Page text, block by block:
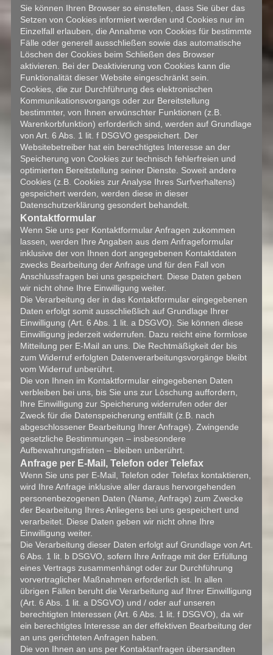
Sie können Ihren Browser so einstellen, dass Sie über das
Setzen von Cookies informiert werden und Cookies nur im
Einzelfall erlauben, die Annahme von Cookies für bestimmte
Fälle oder generell ausschließen sowie das automatische
Löschen der Cookies beim Schließen des Browser
aktivieren. Bei der Deaktivierung von Cookies kann die
Funktionalität dieser Website eingeschränkt sein.
Cookies, die zur Durchführung des elektronischen
Kommunikationsvorgangs oder zur Bereitstellung
bestimmter, von Ihnen erwünschter Funktionen (z.B.
Warenkorbfunktion) erforderlich sind, werden auf Grundlage
von Art. 6 Abs. 1 lit. f DSGVO gespeichert. Der
Websitebetreiber hat ein berechtigtes Interesse an der
Speicherung von Cookies zur technisch fehlerfreien und
optimierten Bereitstellung seiner Dienste. Soweit andere
Cookies (z.B. Cookies zur Analyse Ihres Surfverhaltens)
gespeichert werden, werden diese in dieser
Datenschutzerklärung gesondert behandelt.
Kontaktformular
Wenn Sie uns per Kontaktformular Anfragen zukommen
lassen, werden Ihre Angaben aus dem Anfrageformular
inklusive der von Ihnen dort angegebenen Kontaktdaten
zwecks Bearbeitung der Anfrage und für den Fall von
Anschlussfragen bei uns gespeichert. Diese Daten geben
wir nicht ohne Ihre Einwilligung weiter.
Die Verarbeitung der in das Kontaktformular eingegebenen
Daten erfolgt somit ausschließlich auf Grundlage Ihrer
Einwilligung (Art. 6 Abs. 1 lit. a DSGVO). Sie können diese
Einwilligung jederzeit widerrufen. Dazu reicht eine formlose
Mitteilung per E-Mail an uns. Die Rechtmäßigkeit der bis
zum Widerruf erfolgten Datenverarbeitungsvorgänge bleibt
vom Widerruf unberührt.
Die von Ihnen im Kontaktformular eingegebenen Daten
verbleiben bei uns, bis Sie uns zur Löschung auffordern,
Ihre Einwilligung zur Speicherung widerrufen oder der
Zweck für die Datenspeicherung entfällt (z.B. nach
abgeschlossener Bearbeitung Ihrer Anfrage). Zwingende
gesetzliche Bestimmungen – insbesondere
Aufbewahrungsfristen – bleiben unberührt.
Anfrage per E-Mail, Telefon oder Telefax
Wenn Sie uns per E-Mail, Telefon oder Telefax kontaktieren,
wird Ihre Anfrage inklusive aller daraus hervorgehenden
personenbezogenen Daten (Name, Anfrage) zum Zwecke
der Bearbeitung Ihres Anliegens bei uns gespeichert und
verarbeitet. Diese Daten geben wir nicht ohne Ihre
Einwilligung weiter.
Die Verarbeitung dieser Daten erfolgt auf Grundlage von Art.
6 Abs. 1 lit. b DSGVO, sofern Ihre Anfrage mit der Erfüllung
eines Vertrags zusammenhängt oder zur Durchführung
vorvertraglicher Maßnahmen erforderlich ist. In allen
übrigen Fällen beruht die Verarbeitung auf Ihrer Einwilligung
(Art. 6 Abs. 1 lit. a DSGVO) und / oder auf unseren
berechtigten Interessen (Art. 6 Abs. 1 lit. f DSGVO), da wir
ein berechtigtes Interesse an der effektiven Bearbeitung der
an uns gerichteten Anfragen haben.
Die von Ihnen an uns per Kontaktanfragen übersandten